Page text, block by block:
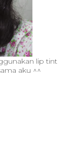
lip tint
aku ^^